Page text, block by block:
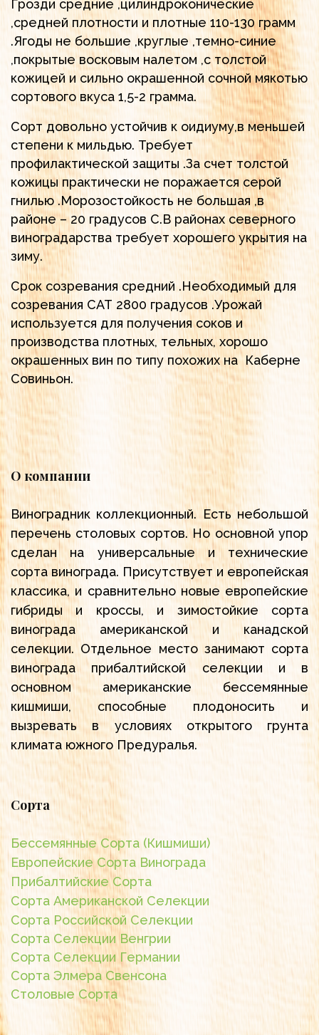
Грозди средние ,цилиндроконические
,средней плотности и плотные 110-130 грамм
.Ягоды не большие ,круглые ,темно-синие
,покрытые восковым налетом ,с толстой
кожицей и сильно окрашенной сочной мякотью
сортового вкуса 1,5-2 грамма.
Сорт довольно устойчив к оидиуму,в меньшей
степени к мильдью. Требует
профилактической защиты .За счет толстой
кожицы практически не поражается серой
гнилью .Морозостойкость не большая ,в
районе – 20 градусов С.В районах северного
виноградарства требует хорошего укрытия на
зиму.
Срок созревания средний .Необходимый для
созревания САТ 2800 градусов .Урожай
используется для получения соков и
производства плотных, тельных, хорошо
окрашенных вин по типу похожих на Каберне
Совиньон.
О компании
Виноградник коллекционный. Есть небольшой
перечень столовых сортов. Но основной упор
сделан на универсальные и технические
сорта винограда. Присутствует и европейская
классика, и сравнительно новые европейские
гибриды и кроссы, и зимостойкие сорта
винограда американской и канадской
селекции. Отдельное место занимают сорта
винограда прибалтийской селекции и в
основном американские бессемянные
кишмиши, способные плодоносить и
вызревать в условиях открытого грунта
климата южного Предуралья.
Сорта
Бессемянные Сорта (Кишмиши)
Европейские Сорта Винограда
Прибалтийские Сорта
Сорта Американской Селекции
Сорта Российской Селекции
Сорта Селекции Венгрии
Сорта Селекции Германии
Сорта Элмера Свенсона
Столовые Сорта